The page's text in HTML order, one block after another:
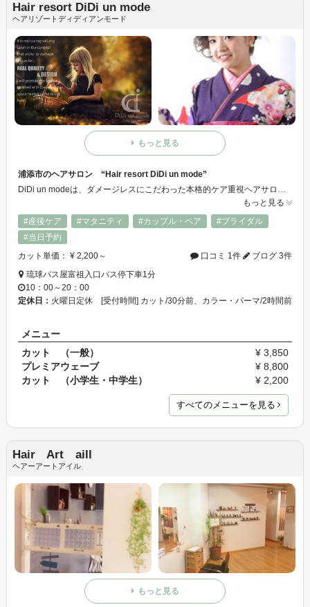
Hair resort DiDi un mode
ヘアリゾートディディアンモード
もっと見る
浦添市のヘアサロン “Hair resort DiDi un mode”
DiDi un modeは、ダメージレスにこだわった本格的ケア重視ヘアサロン。 最新の設備を取り入れクオリティーの高い薬品を使用し、リゾートを感じさせる極上の安らぎ空間で最高のスタイル創りをご提供しております。 癒しと、くつろぎの空間で最高のスタイル創りをご提供させて頂きます
もっと見る
#産後ケア
#マタニティ #カップル・ペア
#ブライダル
#当日予約
カット単価： ¥ 2,200～
口コミ 1件
ブログ 3件
琉球バス屋富祖入口バス停下車1分
10：00～20：00
定休日： 火曜日定休 [受付時間] カット/30分前、カラー・パーマ/2時間前
メニュー
カット （一般）
¥ 3,850
プレミアウェーブ
¥ 8,800
カット （小学生・中学生）
¥ 2,200
すべてのメニューを見る
Hair Art aill
ヘアーアートアイル
もっと見る